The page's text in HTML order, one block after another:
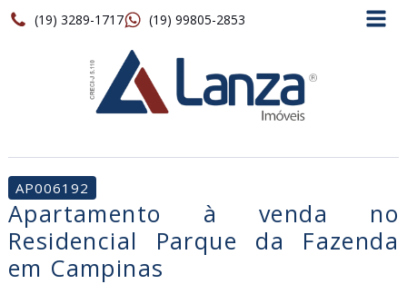
(19) 3289-1717 (19) 99805-2853
AP006192
Apartamento à venda no
Residencial Parque da Fazenda
em Campinas